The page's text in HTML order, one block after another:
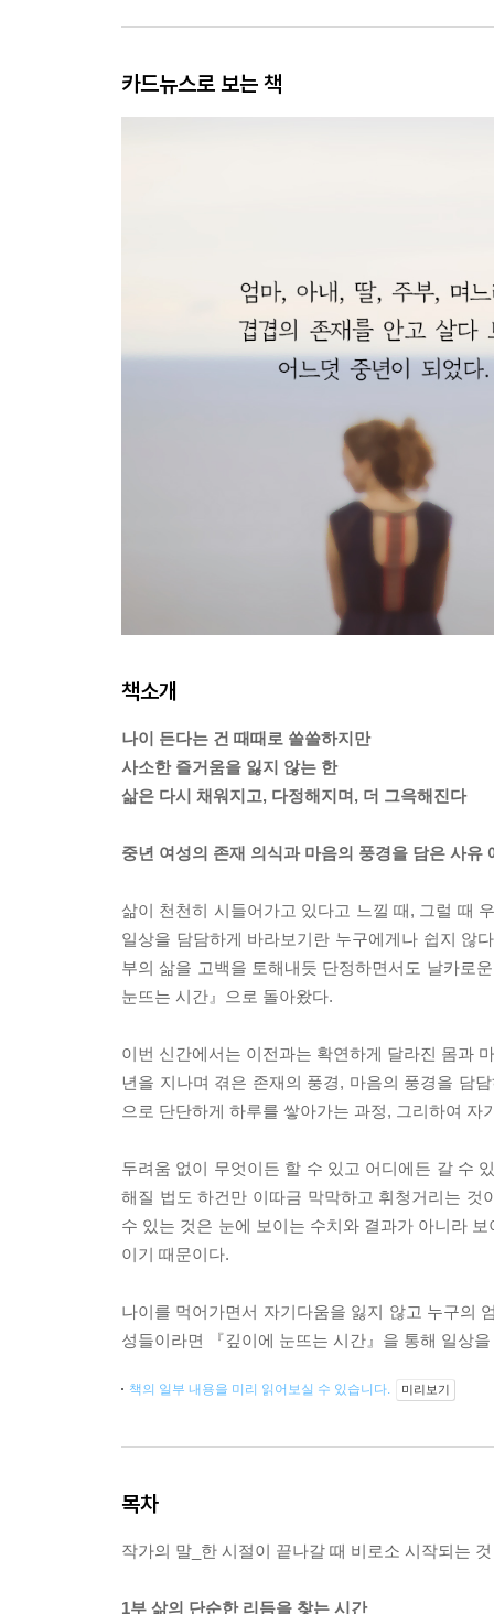
카드뉴스로 보는 책
책소개
나이 든다는 건 때때로 쓸쓸하지만
사소한 즐거움을 잃지 않는 한
삶은 다시 채워지고, 다정해지며, 더 그윽해진다
중년 여성의 존재 의식과 마음의 풍경을 담은 사유
삶이 천천히 시들어가고 있다고 느낄 때, 그럴 때
일상을 담담하게 바라보기란 누구에게나 쉽지 않
부의 삶을 고백을 토해내듯 단정하면서도 날카로
눈뜨는 시간』으로 돌아왔다.
이번 신간에서는 이전과는 확연하게 달라진 몸과
년을 지나며 겪은 존재의 풍경, 마음의 풍경을 담
으로 단단하게 하루를 쌓아가는 과정, 그리하여
두려움 없이 무엇이든 할 수 있고 어디에든 갈 수
해질 법도 하건만 이따금 막막하고 휘청거리는
수 있는 것은 눈에 보이는 수치와 결과가 아니라
이기 때문이다.
나이를 먹어가면서 자기다움을 잃지 않고 누구의
성들이라면 『깊이에 눈뜨는 시간』을 통해 일상
책의 일부 내용을 미리 읽어보실 수 있습니다. 미리보기
목차
작가의 말_한 시절이 끝나갈 때 비로소 시작되는 것
1부 삶의 단순한 리듬을 찾는 시간